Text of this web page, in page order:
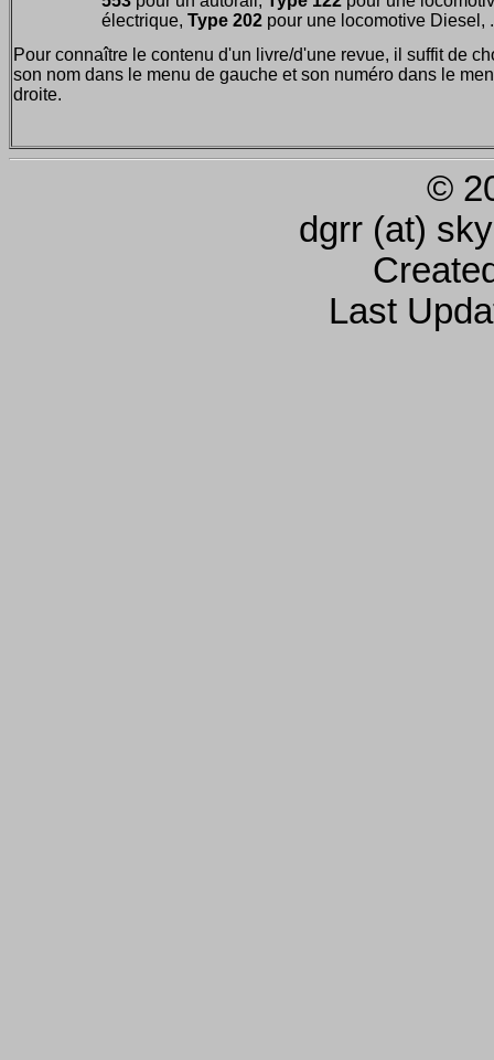
électrique, Type 202 pour une locomotive Diesel,
Pour connaître le contenu d'un livre/d'une revue, il suffit de
son nom dans le menu de gauche et son numéro dans le
droite.
©
dgrr (at)
Last